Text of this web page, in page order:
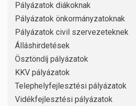
Pályázatok diákoknak
Pályázatok önkormányzatoknak
Pályázatok civil szervezeteknek
Álláshirdetések
Ösztöndíj pályázatok
KKV pályázatok
Telephelyfejlesztési pályázatok
Vidékfejlesztési pályázatok